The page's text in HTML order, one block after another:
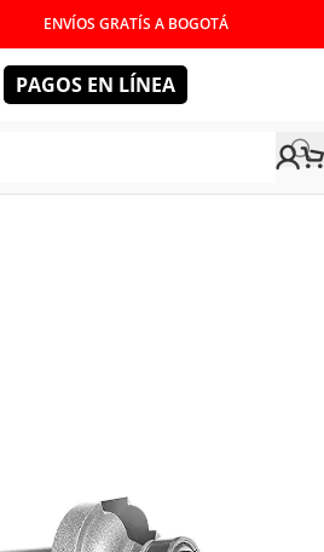
ENVÍOS GRATÍS A BOGOTÁ
PAGOS EN LÍNEA
CORTE MOLDURA